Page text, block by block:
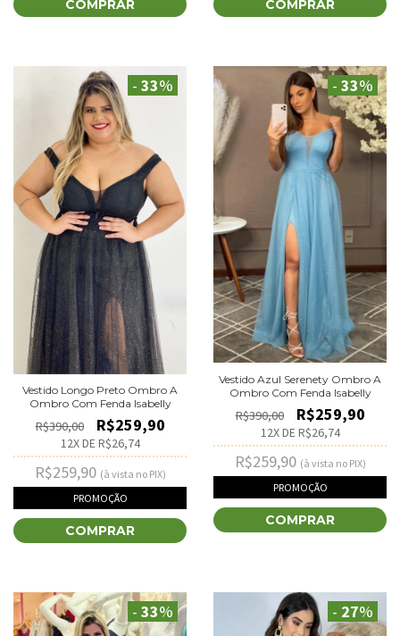
COMPRAR COMPRAR
- 33%
Vestido Longo Preto Ombro A
Ombro Com Fenda Isabelly
R$390,00 R$259,90
12X DER$26,74
R$259,90 (à vista no PIX)
PROMOÇÃO
COMPRAR
- 33%
Vestido Azul Serenety Ombro A
Ombro Com Fenda Isabelly
R$390,00 R$259,90
12X DE R$26,74
R$259,90 (à vista no PIX)
PROMOÇÃO
COMPRAR
- 33% - 27%